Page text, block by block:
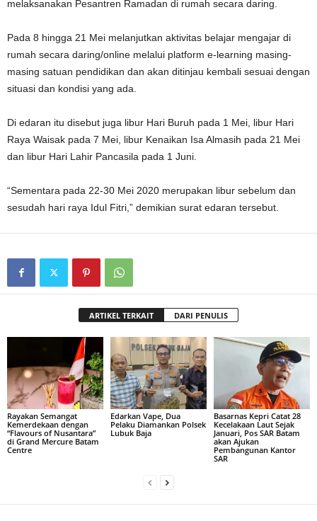
melaksanakan Pesantren Ramadan di rumah secara daring.
Pada 8 hingga 21 Mei melanjutkan aktivitas belajar mengajar di
rumah secara daring/online melalui platform e-learning masing-
masing satuan pendidikan dan akan ditinjau kembali sesuai dengan
situasi dan kondisi yang ada.
Di edaran itu disebut juga libur Hari Buruh pada 1 Mei, libur Hari
Raya Waisak pada 7 Mei, libur Kenaikan Isa Almasih pada 21 Mei
dan libur Hari Lahir Pancasila pada 1 Juni.
“Sementara pada 22-30 Mei 2020 merupakan libur sebelum dan
sesudah hari raya Idul Fitri,” demikian surat edaran tersebut.
ARTIKEL TERKAIT DARI PENULIS
Rayakan Semangat
Kemerdekaan dengan
“Flavours of Nusantara”
di Grand Mercure Batam
Centre
Edarkan Vape, Dua
Pelaku Diamankan Polsek
Lubuk Baja
Basarnas Kepri Catat 28
Kecelakaan Laut Sejak
Januari, Pos SAR Batam
akan Ajukan
Pembangunan Kantor
SAR